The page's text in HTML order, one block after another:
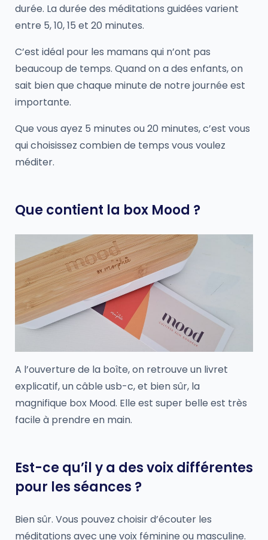
durée. La durée des méditations guidées varient
entre 5, 10, 15 et 20 minutes.
C’est idéal pour les mamans qui n’ont pas
beaucoup de temps. Quand on a des enfants, on
sait bien que chaque minute de notre journée est
importante.
Que vous ayez 5 minutes ou 20 minutes, c’est vous
qui choisissez combien de temps vous voulez
méditer.
Que contient la box Mood ?
A l’ouverture de la boîte, on retrouve un livret
explicatif, un câble usb-c, et bien sûr, la
magnifique box Mood. Elle est super belle est très
facile à prendre en main.
Est-ce qu’il y a des voix différentes
pour les séances ?
Bien sûr. Vous pouvez choisir d’écouter les
méditations avec une voix féminine ou masculine.